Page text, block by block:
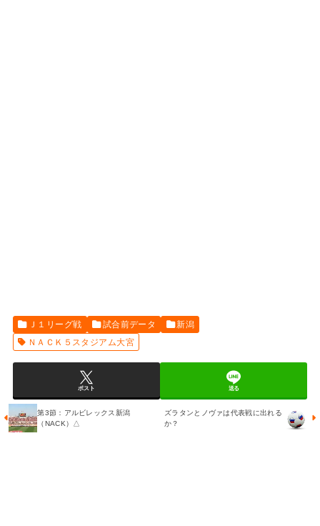
Ｊ１リーグ戦 試合前データ
新潟
ＮＡＣＫ５スタジアム大宮
ポスト 送る
第3節：アルビレックス新潟
（NACK）△
ズラタンとノヴァは代表戦に出れる
か？